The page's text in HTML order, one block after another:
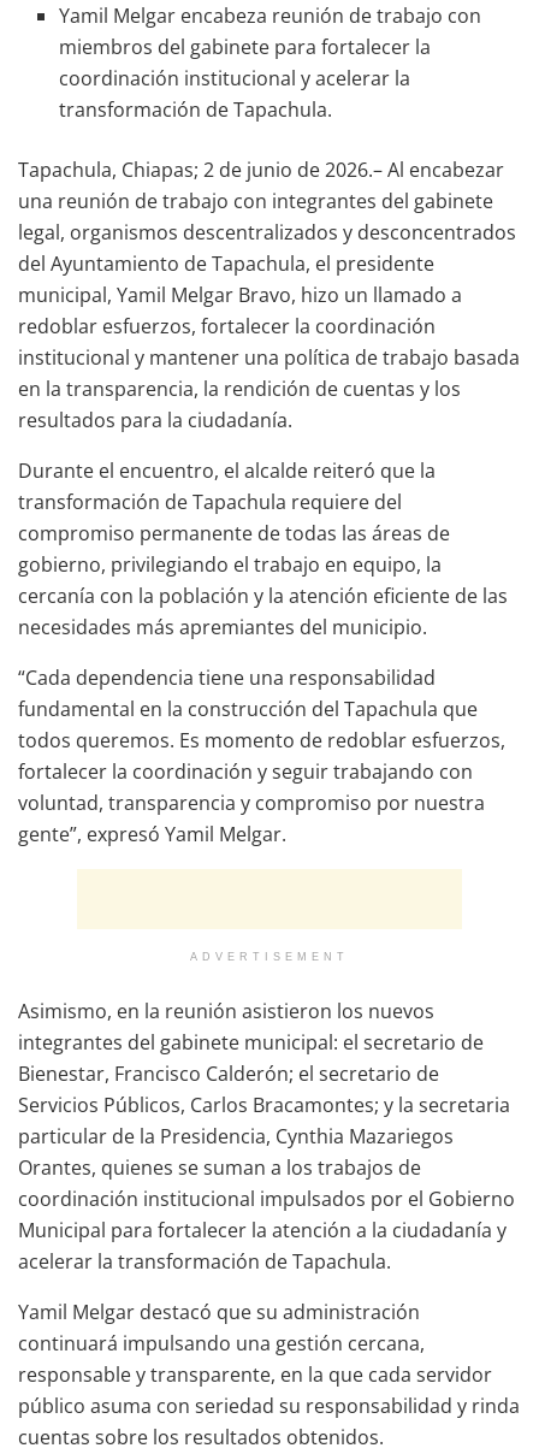
Yamil Melgar encabeza reunión de trabajo con
miembros del gabinete para fortalecer la
coordinación institucional y acelerar la
transformación de Tapachula.
Tapachula, Chiapas; 2 de junio de 2026.– Al encabezar
una reunión de trabajo con integrantes del gabinete
legal, organismos descentralizados y desconcentrados
del Ayuntamiento de Tapachula, el presidente
municipal, Yamil Melgar Bravo, hizo un llamado a
redoblar esfuerzos, fortalecer la coordinación
institucional y mantener una política de trabajo basada
en la transparencia, la rendición de cuentas y los
resultados para la ciudadanía.
Durante el encuentro, el alcalde reiteró que la
transformación de Tapachula requiere del
compromiso permanente de todas las áreas de
gobierno, privilegiando el trabajo en equipo, la
cercanía con la población y la atención eficiente de las
necesidades más apremiantes del municipio.
“Cada dependencia tiene una responsabilidad
fundamental en la construcción del Tapachula que
todos queremos. Es momento de redoblar esfuerzos,
fortalecer la coordinación y seguir trabajando con
voluntad, transparencia y compromiso por nuestra
gente”, expresó Yamil Melgar.
ADVERTISEMENT
Asimismo, en la reunión asistieron los nuevos
integrantes del gabinete municipal: el secretario de
Bienestar, Francisco Calderón; el secretario de
Servicios Públicos, Carlos Bracamontes; y la secretaria
particular de la Presidencia, Cynthia Mazariegos
Orantes, quienes se suman a los trabajos de
coordinación institucional impulsados por el Gobierno
Municipal para fortalecer la atención a la ciudadanía y
acelerar la transformación de Tapachula.
Yamil Melgar destacó que su administración
continuará impulsando una gestión cercana,
responsable y transparente, en la que cada servidor
público asuma con seriedad su responsabilidad y rinda
cuentas sobre los resultados obtenidos.